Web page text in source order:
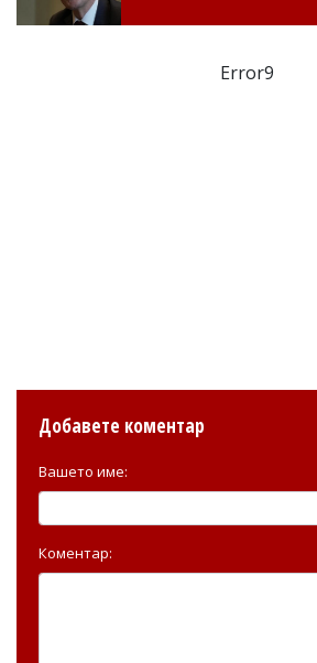
Error9
Добавете коментар
Вашето име:
Коментар: